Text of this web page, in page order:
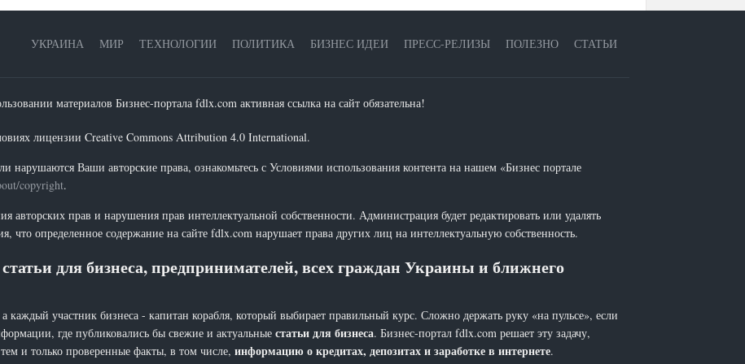
УКРАИНА МИР ТЕХНОЛОГИИ ПОЛИТИКА БИЗНЕС ИДЕИ ПРЕСС-РЕЛИЗЫ ПОЛЕЗНО СТАТЬИ
материалов Бизнес-портала fdlx.com активная ссылка на сайт обязательна!
лицензии Creative Commons Attribution 4.0 International.
нарушаются Ваши авторские права, ознакомьтесь с Условиями использования контента на нашем «Бизнес портале
copyright.
авторских прав и нарушения прав интеллектуальной собственности. Администрация будет редактировать или удалять
что определенное содержание на сайте fdlx.com нарушает права других лиц на интеллектуальную собственность.
для бизнеса, предпринимателей, всех граждан Украины и ближнего
каждый участник бизнеса - капитан корабля, который выбирает правильный курс. Сложно держать руку «на пульсе», если
где публиковались бы свежие и актуальные статьи для бизнеса. Бизнес-портал fdlx.com решает эту задачу,
и только проверенные факты, в том числе, информацию о кредитах, депозитах и заработке в интернете.